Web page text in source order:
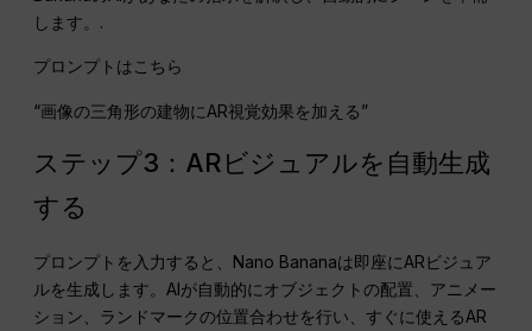
します。.
プロンプトはこちら
“画像の三角形の建物にAR視覚効果を加える”
ステップ3：ARビジュアルを自動生成
する
プロンプトを入力すると、Nano Bananaは即座にARビジュア
ルを生成します。AIが自動的にオブジェクトの配置、アニメー
ション、ランドマークの位置合わせを行い、すぐに使えるAR